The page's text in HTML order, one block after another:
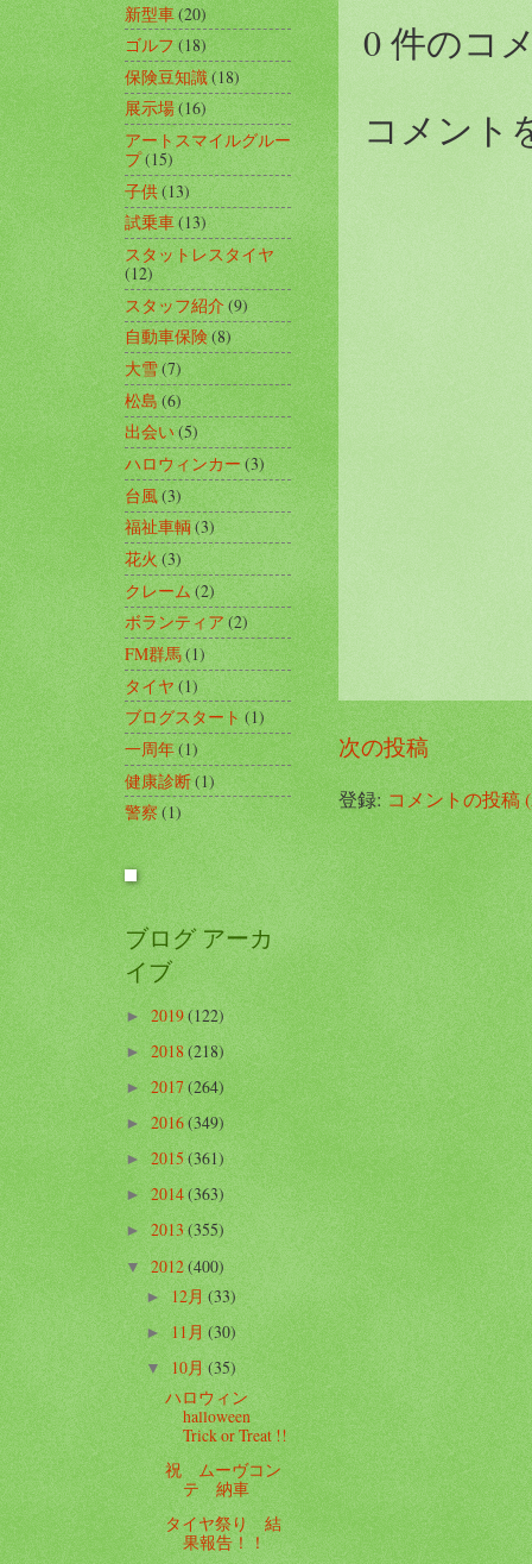
0 件のコ
コメント
次の投稿
登録:コメントの投稿
新型車(20)
ゴルフ(18)
保険豆知識(18)
展示場(16)
アートスマイルグルー
プ(15)
子供(13)
試乗車(13)
スタットレスタイヤ
(12)
スタッフ紹介(9)
自動車保険(8)
大雪(7)
松島 (6)
出会い(5)
ハロウィンカー(3)
台風(3)
福祉車輌 (3)
花火(3)
クレーム(2)
ボランティア(2)
FM群馬(1)
タイヤ(1)
ブログスタート(1)
一周年(1)
健康診断(1)
警察 (1)
ブログ アーカ
イブ
►2019(122)
► 2018(218)
►2017(264)
►2016(349)
►2015(361)
►2014(363)
►2013(355)
▼2012(400)
►12月(33)
►11月(30)
▼10月(35)
ハロウィン
halloween
Trick or Treat !!
祝 ムーヴコン
テ 納車
タイヤ祭り 結
果報告！！